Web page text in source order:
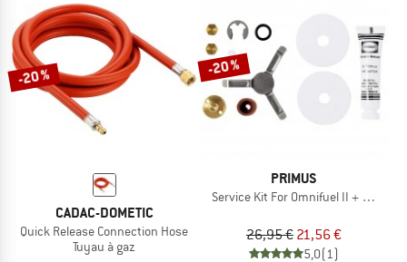
-20 %
CADAC-DOMETIC
Quick Release Connection Hose
Tuyau à gaz
-20 %
PRIMUS
Service Kit For Omnifuel II +
26,95 € 21,56 €
5,0(1)